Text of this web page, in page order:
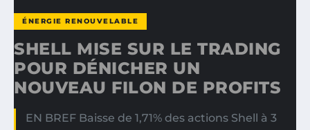
ÉNERGIE RENOUVELABLE
SHELL MISE SUR LE TRADING
POUR DÉNICHER UN
NOUVEAU FILON DE PROFITS
EN BREF Baisse de 1,71% des actions Shell à 3